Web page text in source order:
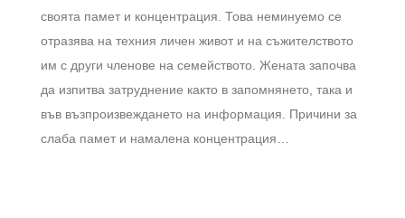
своята памет и концентрация. Това неминуемо се
отразява на техния личен живот и на съжителството
им с други членове на семейството. Жената започва
да изпитва затруднение както в запомнянето, така и
във възпроизвеждането на информация. Причини за
слаба памет и намалена концентрация…